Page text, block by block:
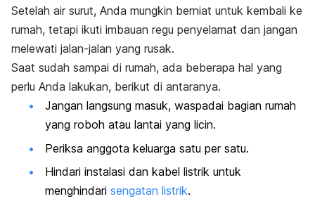
Setelah air surut, Anda mungkin berniat untuk kembali ke
rumah, tetapi ikuti imbauan regu penyelamat dan jangan
melewati jalan-jalan yang rusak.
Saat sudah sampai di rumah, ada beberapa hal yang
perlu Anda lakukan, berikut di antaranya.
Jangan langsung masuk, waspadai bagian rumah
yang roboh atau lantai yang licin.
Periksa anggota keluarga satu per satu.
Hindari instalasi dan kabel listrik untuk
menghindari sengatan listrik.